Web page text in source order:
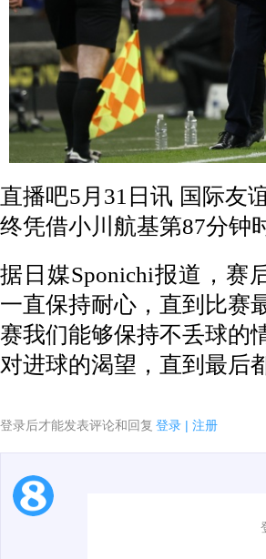
直播吧5月31日讯 国际友
终凭借小川航基第87分钟
据日媒Sponichi报道，赛
一直保持耐心，直到比赛
赛我们能够保持不丢球的
对进球的渴望，直到最后
登录后才能发表评论和回复 登录 | 注册
1.电脑端新用户可以发表评